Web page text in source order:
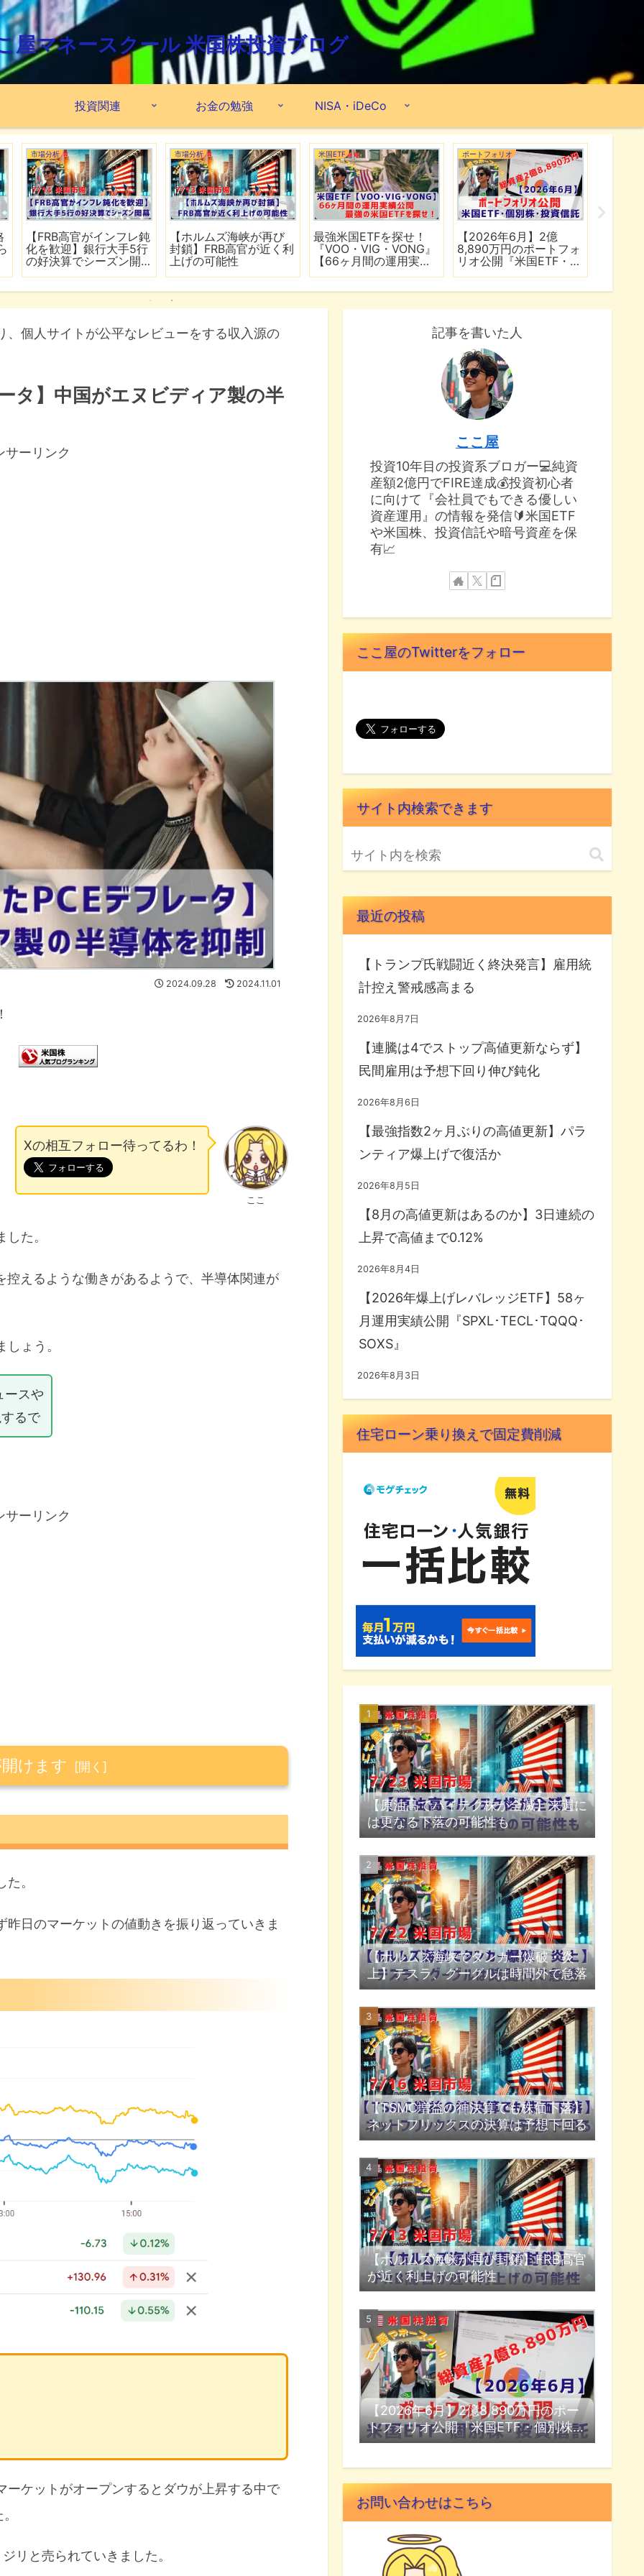
屋マネースクール 米国株投資ブログ
投資関連 お金の勉強 NISA・iDeCo
市場分析
【FRB高官がインフレ鈍
化を歓迎】銀行大手5行
の好決算でシーズン開
市場分析
【ホルムズ海峡が再び
封鎖】FRB高官が近く利
上げの可能性
米国ETF
最強米国ETFを探せ！
『VOO・VIG・VONG』
【66ヶ月間の運用実績
ポートフォリオ
【2026年6月】2億
8,890万円のポートフォ
リオ公開『米国ETF・個
個人サイトが公平なレビューをする収入源の
タ】中国がエヌビディア製の半
サーリンク
2024.09.28 2024.11.01
ここ
Xの相互フォロー待ってるわ！
た。
えるような働きがあるようで、半導体関連が
ょう。
ースや
るで
サーリンク
けます
者マインド
。
日のマーケットの値動きを振り返っていきま
ケットがオープンするとダウが上昇する中で
リと売られていきました。
記事を書いた人
ここ屋
投資10年目の投資系ブロガー💻純資
産額2億円でFIRE達成💰投資初心者
に向けて『会社員でもできる優しい
資産運用』の情報を発信🔰米国ETF
や米国株、投資信託や暗号資産を保
有📈
ここ屋のTwitterをフォロー
サイト内検索できます
最近の投稿
【トランプ氏戦闘近く終決発言】雇用統
計控え警戒感高まる
2026年8月7日
【連騰は4でストップ高値更新ならず】
民間雇用は予想下回り伸び鈍化
2026年8月6日
【最強指数2ヶ月ぶりの高値更新】パラ
ンティア爆上げで復活か
2026年8月5日
【8月の高値更新はあるのか】3日連続の
上昇で高値まで0.12%
2026年8月4日
【2026年爆上げレバレッジETF】58ヶ
月運用実績公開『SPXL･TECL･TQQQ･
SOXS』
2026年8月3日
住宅ローン乗り換えで固定費削減
【原油高でハイテク株が全滅】来週に
は更なる下落の可能性も
【ホルムズ海峡でタンカー爆破・炎
上】テスラ、グーグルは時間外で急落
【TSMC増益の神決算でも株価下落】
ネットフリックスの決算は予想下回る
【ホルムズ海峡が再び封鎖】FRB高官
が近く利上げの可能性
【2026年6月】2億8,890万円のポー
トフォリオ公開『米国ETF・個別株・
投資信託』
お問い合わせはこちら